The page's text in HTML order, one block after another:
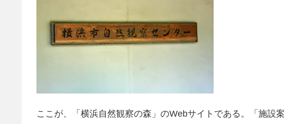
ここが、「横浜自然観察の森」のWebサイトである。「施設